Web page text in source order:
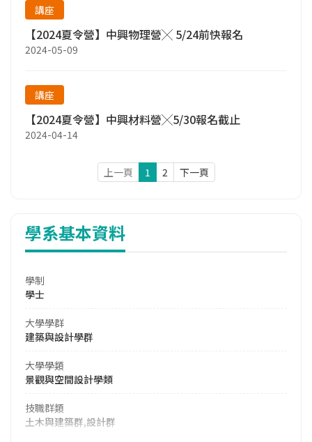
講座
【2024夏令營】中興物理營╳ 5/24前快報名
2024-05-09
講座
【2024夏令營】中興材料營╳5/30報名截止
2024-04-14
上一頁 1 2 下一頁
學系基本資料
學制
學士
大學學群
建築與設計學群
大學學類
景觀與空間設計學類
技職群類
土木與建築群,設計群